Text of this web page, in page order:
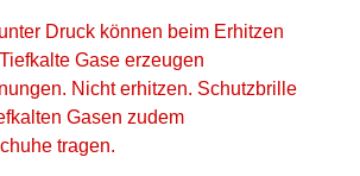
Druck können beim Erhitzen
Gase erzeugen
Nicht erhitzen. Schutzbrille
Gasen zudem
tragen.